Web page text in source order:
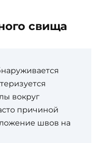
свища
вокруг
причиной
швов на